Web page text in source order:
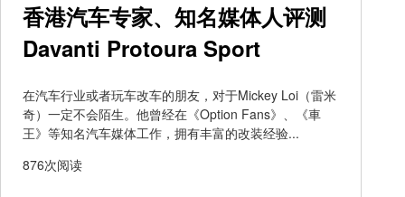
香港汽车专家、知名媒体人评测
Davanti Protoura Sport
在汽车行业或者玩车改车的朋友，对于Mickey Loi（雷米
奇）一定不会陌生。他曾经在《Option Fans》、《車
王》等知名汽车媒体工作，拥有丰富的改装经验...
876次阅读